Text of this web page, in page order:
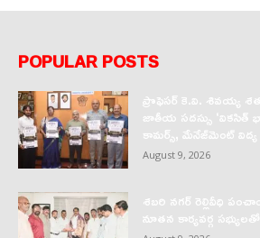
POPULAR POSTS
ప్రొఫెసర్‌ కె.వి. శివయ్య
జాతీయ సదస్సు ‘వికసిత్‌
కామర్స్‌, మేనేజ్‌మెంట్‌ విద్య
August 9, 2026
శబరి నగర్ రెల్లివీధి
నూతన కార్యవర్గ